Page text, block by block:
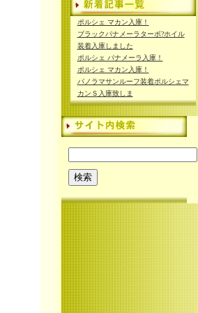
ポルシェ マカン入庫！
ブラックパナメーラターボ?ホイル
装着入庫しました
ポルシェ パナメーラ入庫！
ポルシェ マカン入庫！
パノラマサンルーフ装着ポルシェマ
カンＳ入庫致しま